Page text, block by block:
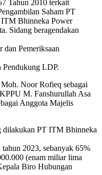
Tahun 2010 terkait
Saham PT
ITM Bhinneka Power
Sidang beragendakan
dan Pemeriksaan
Pendukung LDP.
Noor Rofieq sebagai
M. Fanshurullah Asa
Anggota Majelis
dilakukan PT ITM Bhinneka
2023, sebanyak 65%
(enam miliar lima
Biro Hubungan